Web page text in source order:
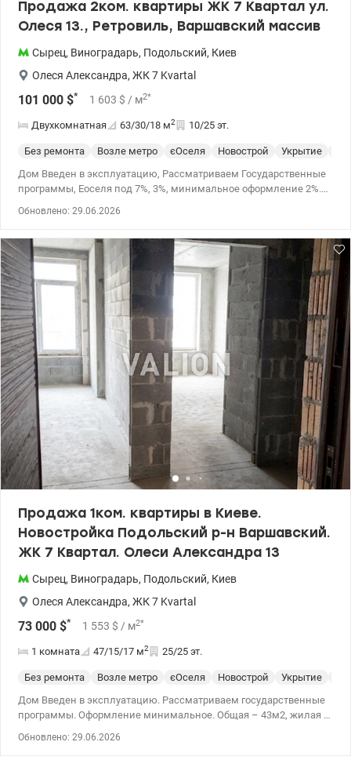
Продажа 2ком. квартиры ЖК 7 Квартал ул.
Олеся 13., Ретровиль, Варшавский массив
Сырец, Виноградарь, Подольский, Киев
Олеся Александра, ЖК 7 Kvartal
101 000 $* 1 603 $ / м2*
Двухкомнатная 63/30/18 м2 10/25 эт.
Без ремонта Возле метро єОселя Новострой Укрытие
Дом Введен в эксплуатацию, Рассматриваем Государственные
программы, Еоселя под 7%, 3%, минимальное оформление 2%.
Предлагается 1к в новом ЖК Седьмой Квартал по ул.
введен в эксплуатацию в 2кв. 2025; * квартира без ремонта,
после строителей; * расположена на 10 эт/25 эт.д. и имеет
невероятные обзорные характеристики; * удобная планировка -
комната + кухня-гостиная; * установлены счетчики на воду,
отопление и электроэнергию. Есть разные этажи. Видеообзор
квартиры по запросу Анастасия 0932311808 Цена 101 000 у.е
valion.ua/1153122
Обновлено: 29.06.2026
Продажа 1ком. квартиры в Киеве.
Новостройка Подольский р-н Варшавский.
ЖК 7 Квартал. Олеси Александра 13
Сырец, Виноградарь, Подольский, Киев
Олеся Александра, ЖК 7 Kvartal
73 000 $* 1 553 $ / м2*
1 комната 47/15/17 м2 25/25 эт.
Без ремонта Возле метро єОселя Новострой Укрытие
Дом Введен в эксплуатацию. Рассматриваем государственные
программы. Оформление минимальное. Общая – 43м2, жилая –
Предлагается 1к в новом ЖК Седьмой Квартал по ул.
Обновлено: 29.06.2026